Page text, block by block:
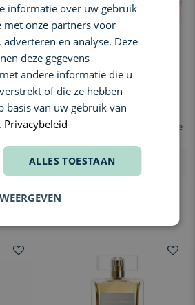
RODRIGUEZ N.
All of Me Eau de Parfum Intense
Set
€ 111,02 € 123,35
informatie over uw gebruik
met onze partners voor
adverteren en analyse. Deze
deze gegevens
andere informatie die u
of die ze hebben
basis van uw gebruik van
Privacybeleid
ALLES TOESTAAN